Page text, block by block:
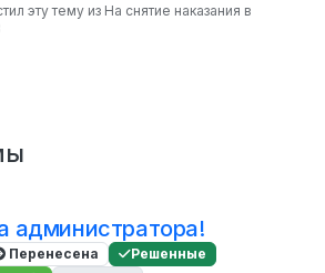
эту тему из На снятие наказания в
администратора!
Перенесена
Решенные